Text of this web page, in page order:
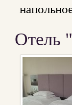
Отель